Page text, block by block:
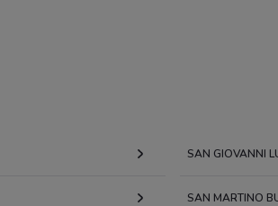
SAN GIOVANNI
SAN MARTINO